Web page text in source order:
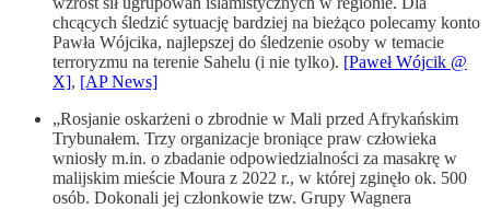
chcących śledzić sytuację bardziej na bieżąco polecamy konto
Pawła Wójcika, najlepszej do śledzenie osoby w temacie
terroryzmu na terenie Sahelu (i nie tylko). [Paweł Wójcik @
X], [AP News]
„Rosjanie oskarżeni o zbrodnie w Mali przed Afrykańskim
Trybunałem. Trzy organizacje broniące praw człowieka
wniosły m.in. o zbadanie odpowiedzialności za masakrę w
malijskim mieście Moura z 2022 r., w której zginęło ok. 500
osób. Dokonali jej członkowie tzw. Grupy Wagnera